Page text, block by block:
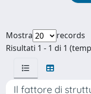
Mostra
records
Risultati 1 - 1 di 1
Il fattore di